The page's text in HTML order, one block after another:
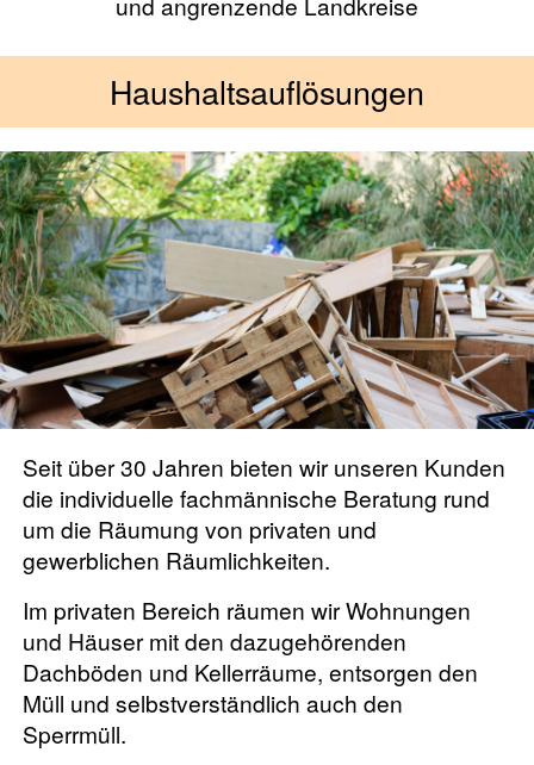
Haushaltsauflösungen
Seit über 30 Jahren bieten wir unseren Kunden
die individuelle fachmännische Beratung rund
um die Räumung von privaten und
gewerblichen Räumlichkeiten.
Im privaten Bereich räumen wir Wohnungen
und Häuser mit den dazugehörenden
Dachböden und Kellerräume, entsorgen den
Müll und selbstverständlich auch den
Sperrmüll.